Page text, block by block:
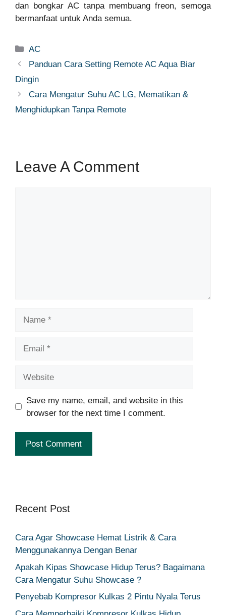
dan bongkar AC tanpa membuang freon, semoga
bermanfaat untuk Anda semua.
Categories
AC
Panduan Cara Setting Remote AC Aqua Biar
Dingin
Cara Mengatur Suhu AC LG, Mematikan &
Menghidupkan Tanpa Remote
Leave A Comment
Save my name, email, and website in this
browser for the next time I comment.
Recent Post
Cara Agar Showcase Hemat Listrik & Cara
Menggunakannya Dengan Benar
Apakah Kipas Showcase Hidup Terus? Bagaimana
Cara Mengatur Suhu Showcase ?
Penyebab Kompresor Kulkas 2 Pintu Nyala Terus